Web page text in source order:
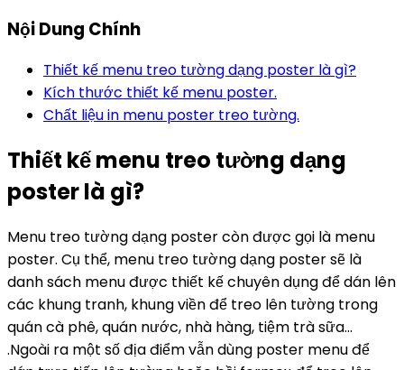
Nội Dung Chính
Thiết kế menu treo tường dạng poster là gì?
Kích thước thiết kế menu poster.
Chất liệu in menu poster treo tường.
Thiết kế menu treo tường dạng
poster là gì?
Menu treo tường dạng poster còn được gọi là menu
poster. Cụ thể, menu treo tường dạng poster sẽ là
danh sách menu được thiết kế chuyên dụng để dán lên
các khung tranh, khung viền để treo lên tường trong
quán cà phê, quán nước, nhà hàng, tiệm trà sữa…
.Ngoài ra một số địa điểm vẫn dùng poster menu để